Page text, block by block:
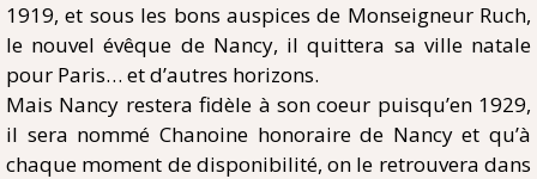
1919, et sous les bons auspices de Monseigneur Ruch,
le nouvel évêque de Nancy, il quittera sa ville natale
pour Paris… et d’autres horizons.
Mais Nancy restera fidèle à son coeur puisqu’en 1929,
il sera nommé Chanoine honoraire de Nancy et qu’à
chaque moment de disponibilité, on le retrouvera dans